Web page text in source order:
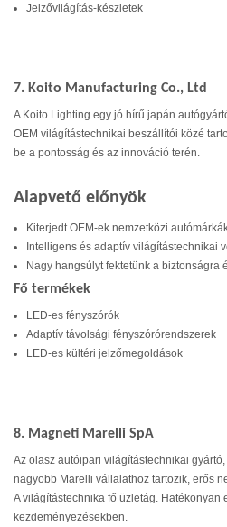
Jelzővilágítás-készletek
7. Koito Manufacturing Co., Ltd
A Koito Lighting egy jó hírű japán
OEM világítástechnikai beszállítói közé
be a pontosság és az innováció terén.
Alapvető előnyök
Kiterjedt OEM-ek nemzetközi
Intelligens és adaptív világítástechnikai
Nagy hangsúlyt fektetünk a biztonságra
Fő termékek
LED-es fényszórók
Adaptív távolsági fényszórórendszerek
LED-es kültéri jelzőmegoldások
8. Magneti Marelli SpA
Az olasz autóipari világítástechnikai
nagyobb Marelli vállalathoz tartozik, erős
A világítástechnika fő üzletág. Hatékonyan
kezdeményezésekben.